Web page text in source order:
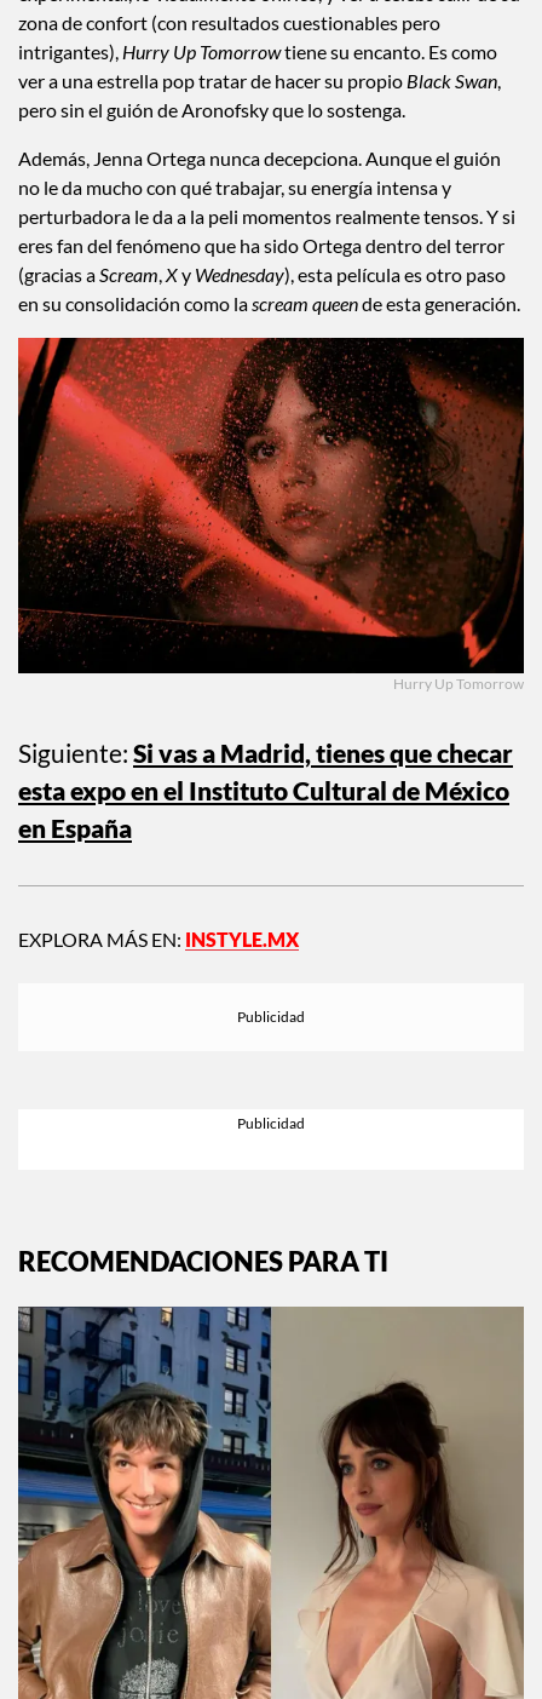
zona de confort (con resultados cuestionables pero
intrigantes), Hurry Up Tomorrowtiene su encanto. Es como
ver a una estrella pop tratar de hacer su propio Black Swan
pero sin el guión de Aronofsky que lo sostenga.
Además, Jenna Ortega nunca decepciona. Aunque el guión
no le da mucho con qué trabajar, su energía intensa y
perturbadora le da a la peli momentos realmente tensos. Y si
eres fan del fenómeno que ha sido Ortega dentro del terror
(gracias a Scream Xy Wednesday), esta película es otro paso
en su consolidación como la scream queende esta generación.
Hurry Up Tomorrow
Siguiente: Si vas a Madrid, tienes que checar
esta expo en el Instituto Cultural de México
en España
EXPLORA MÁS EN: INSTYLE.MX
RECOMENDACIONES PARA TI